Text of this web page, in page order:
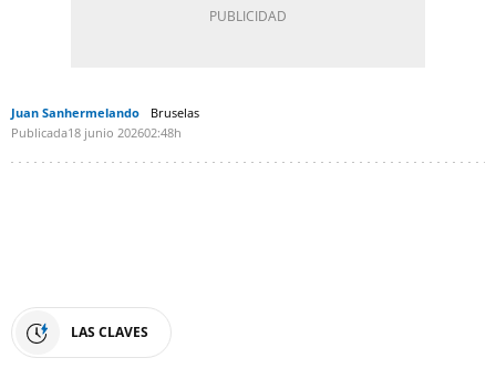
Juan Sanhermelando
Bruselas
Publicada18 junio 202602:48h
LAS CLAVES